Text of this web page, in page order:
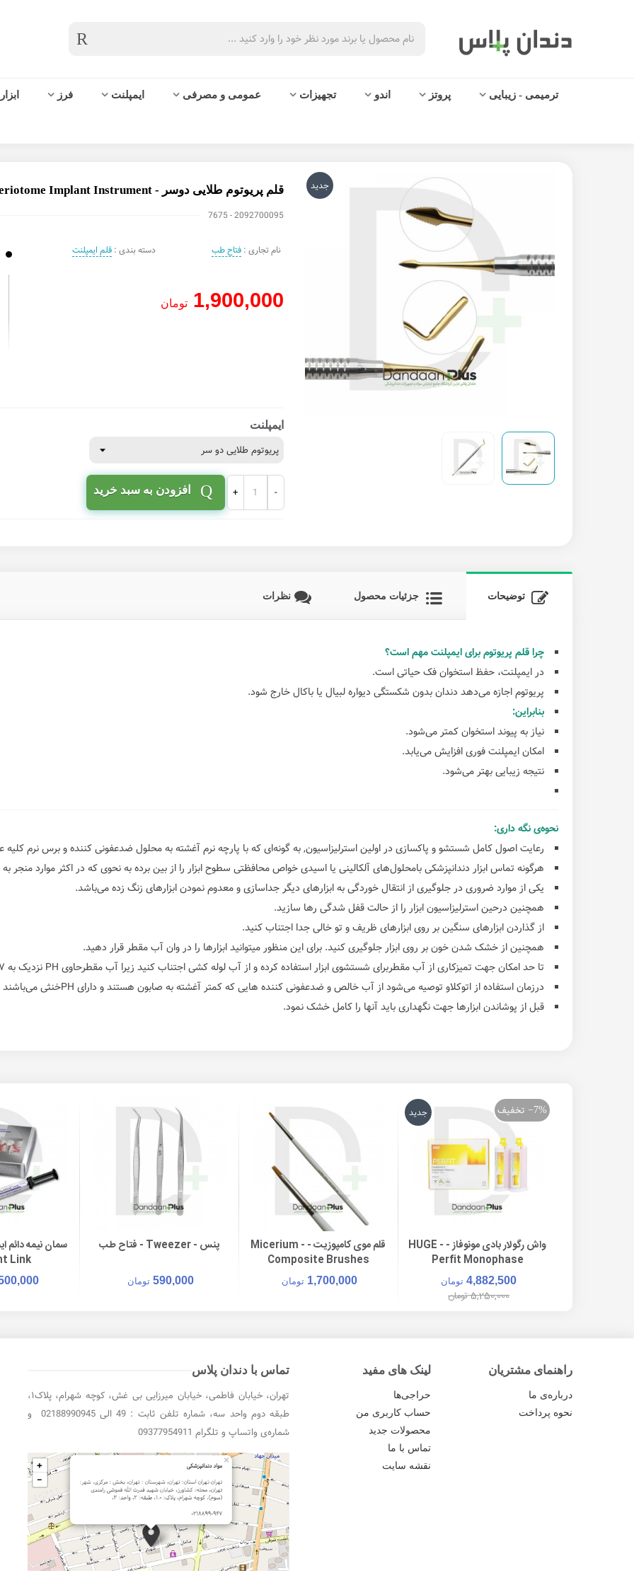
ترمیمی - زیبایی پروتز اندو تجهیزات عمومی و مصرفی ایمپلنت فرز
جدید قلم پریوتوم طلایی دوسر - Periotome Implant Instrument - فتاح طب
2092700095 - 7675
نام تجاری : فتاح طب دسته بندی : قلم ایمپلنت
1,900,000 تومان
ایمپلنت
-
+ افزودن به سبد خرید
توضیحات جزئیات محصول نظرات
چرا قلم پریوتوم برای ایمپلنت مهم است؟
در ایمپلنت، حفظ استخوان فک حیاتی است.
پریوتوم اجازه می‌دهد دندان بدون شکستگی دیواره لبیال یا باکال خارج شود.
بنابراین:
نیاز به پیوند استخوان کمتر می‌شود.
امکان ایمپلنت فوری افزایش می‌یابد.
نتیجه زیبایی بهتر می‌شود.
نحوه‌ی نگه داری:
رعایت اصول کامل شستشو و پاکسازی در اولین استرلیزاسیون, به گونه‌ای که با پارچه نرم آغشته به محلول ضدعفونی کننده و برس نرم کلیه
هرگونه تماس ابزار دندانپزشکی بامحلول‌های آلکالینی یا اسیدی خواص محافظتی سطوح ابزار را از بین برده به نحوی که در اکثر موارد
یکی از موارد ضروری در جلوگیری از انتقال خوردگی به ابزارهای دیگر جداسازی و معدوم نمودن ابزارهای زنگ زده می‌باشد.
همچنین درحین استرلیزاسیون ابزار را از حالت قفل شدگی رها سازید.
از گذاردن ابزارهای سنگین بر روی ابزارهای ظریف و تو خالی جدا اجتناب کنید.
همچنین از خشک شدن خون بر روی ابزار جلوگیری کنید. برای این منظور میتوانید ابزارها را در وان آب مقطر قرار دهید.
تا حد امکان جهت تمیزکاری از آب مقطربرای شستشوی ابزار استفاده کرده و از آب لوله کشی اجتناب کنید زیرا آب مقطرحاوی PH نزدیک به ۷(خنثی) می‌باشد .
درزمان استفاده از اتوکلاو توصیه می‌شود از آب خالص و ضدعفونی کننده هایی که کمتر آغشته به صابون هستند و دارای PHخنثی می‌باشند استفاده نمایید.
قبل از پوشاندن ابزارها جهت نگهداری باید آنها را کامل خشک نمود.
جدید ‎−7% تخفیف
افزودن به سبد خریدواش رگولار بادی مونوفاز - HUGE -
Perfit Monophase
4,882,500 تومان
5,250,000تومان
افزودن به سبد خریدقلم موی کامپوزیت - Micerium -
Composite Brushes
1,700,000 تومان
افزودن به سبد خرید پنس - Tweezer - فتاح طب
590,000 تومان
Link
راهنمای مشتریان
درباره‌ی ما
نحوه پرداخت
لینک های مفید
حراجی‌ها
حساب کاربری من
محصولات جدید
تماس با ما
نقشه سایت
تماس با دندان پلاس
تهران، خیابان فاطمی، خیابان میرزایی بی غش، کوچه شهرام، پلاک۱،
طبقه دوم واحد سه، شماره تلفن ثابت : 49 الی 02188990945 و
شماره‌ی واتساپ و تلگرام 09377954911